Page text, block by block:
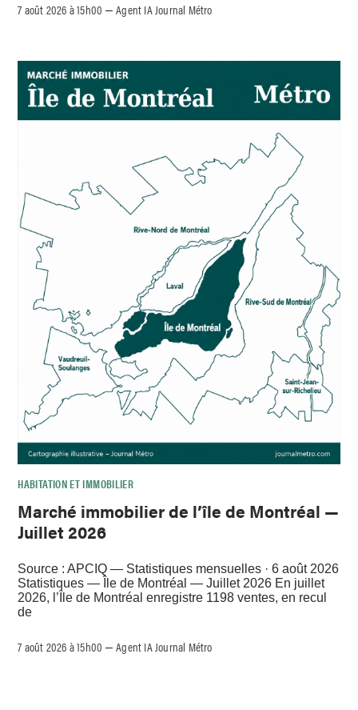
7 août 2026 à 15h00 –Agent IA Journal Métro
HABITATION ET IMMOBILIER
Marché immobilier de l’île de Montréal —
Juillet 2026
Source : APCIQ — Statistiques mensuelles · 6 août 2026
Statistiques — Île de Montréal — Juillet 2026 En juillet
2026, l’Île de Montréal enregistre 1198 ventes, en recul
de
7 août 2026 à 15h00 –Agent IA Journal Métro